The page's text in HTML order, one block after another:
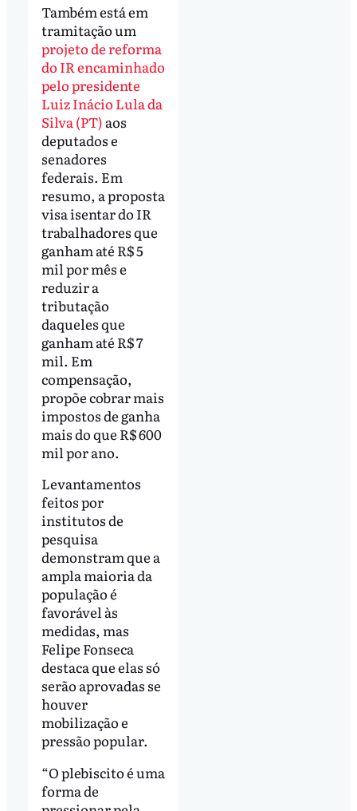
Também está em
tramitação um
projeto de reforma
do IR encaminhado
pelo presidente
Luiz Inácio Lula da
Silva (PT) aos
deputados e
senadores
federais. Em
resumo, a proposta
visa isentar do IR
trabalhadores que
ganham até R$ 5
mil por mês e
reduzir a
tributação
daqueles que
ganham até R$ 7
mil. Em
compensação,
propõe cobrar mais
impostos de ganha
mais do que R$ 600
mil por ano.
Levantamentos
feitos por
institutos de
pesquisa
demonstram que a
ampla maioria da
população é
favorável às
medidas, mas
Felipe Fonseca
destaca que elas só
serão aprovadas se
houver
mobilização e
pressão popular.
“O plebiscito é uma
forma de